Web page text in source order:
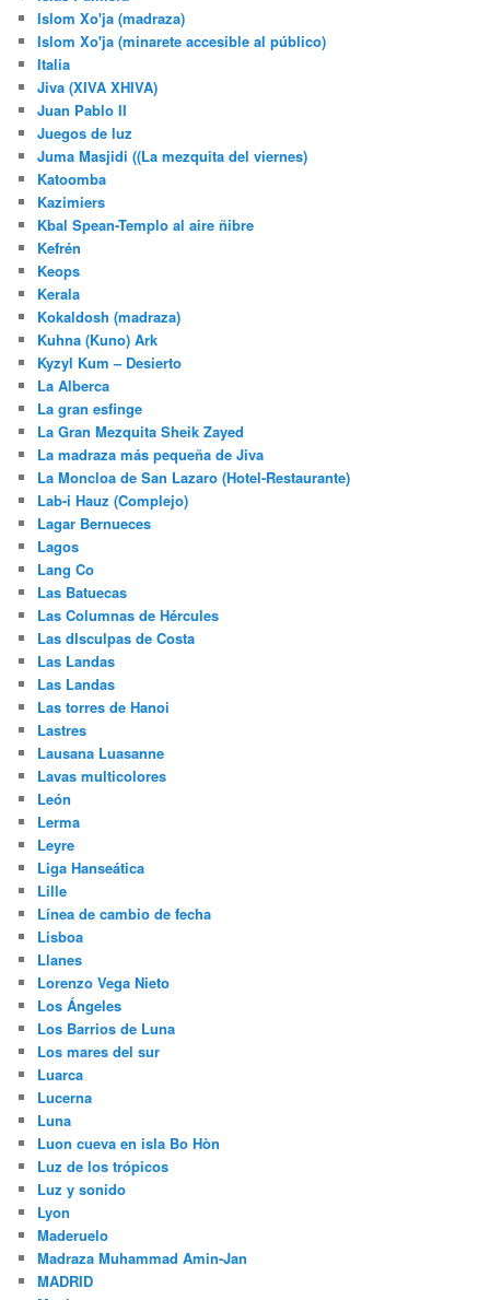
Islom Xo'ja (madraza)
Islom Xo'ja (minarete accesible al público)
Italia
Jiva (XIVA XHIVA)
Juan Pablo II
Juegos de luz
Juma Masjidi ((La mezquita del viernes)
Katoomba
Kazimiers
Kbal Spean-Templo al aire ñibre
Kefrén
Keops
Kerala
Kokaldosh (madraza)
Kuhna (Kuno) Ark
Kyzyl Kum – Desierto
La Alberca
La gran esfinge
La Gran Mezquita Sheik Zayed
La madraza más pequeña de Jiva
La Moncloa de San Lazaro (Hotel-Restaurante)
Lab-i Hauz (Complejo)
Lagar Bernueces
Lagos
Lang Co
Las Batuecas
Las Columnas de Hércules
Las dIsculpas de Costa
Las Landas
Las Landas
Las torres de Hanoi
Lastres
Lausana Luasanne
Lavas multicolores
León
Lerma
Leyre
Liga Hanseática
Lille
Línea de cambio de fecha
Lisboa
Llanes
Lorenzo Vega Nieto
Los Ángeles
Los Barrios de Luna
Los mares del sur
Luarca
Lucerna
Luna
Luon cueva en isla Bo Hòn
Luz de los trópicos
Luz y sonido
Lyon
Maderuelo
Madraza Muhammad Amin-Jan
MADRID